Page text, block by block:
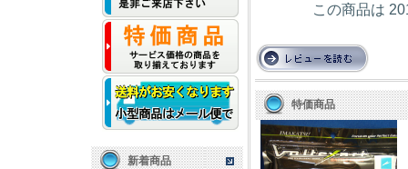
新着商品
この商品は
特価商品